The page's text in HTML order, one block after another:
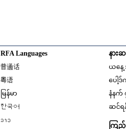
RFA Languages
普通话
粤语
မြန်မာ
한국어
ລາວ
နား
ယနေ့
ပေါ့
နံနက်
ဆင်ရ
ကြ